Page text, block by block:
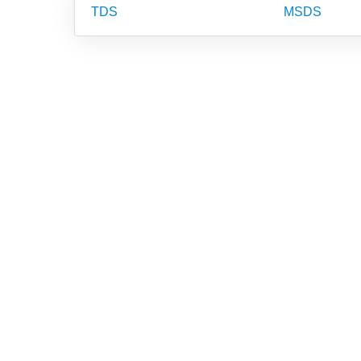
TDS MSDS